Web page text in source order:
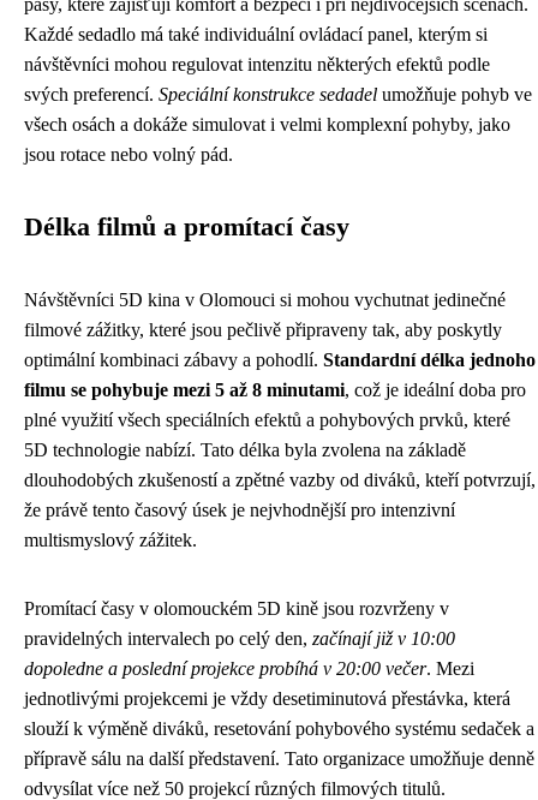
pásy, které zajišťují komfort a bezpečí i při nejdivočejších scénách.
Každé sedadlo má také individuální ovládací panel, kterým si
návštěvníci mohou regulovat intenzitu některých efektů podle
svých preferencí. Speciální konstrukce sedadel umožňuje pohyb ve
všech osách a dokáže simulovat i velmi komplexní pohyby, jako
jsou rotace nebo volný pád.
Délka filmů a promítací časy
Návštěvníci 5D kina v Olomouci si mohou vychutnat jedinečné
filmové zážitky, které jsou pečlivě připraveny tak, aby poskytly
optimální kombinaci zábavy a pohodlí. Standardní délka jednoho
filmu se pohybuje mezi 5 až 8 minutami, což je ideální doba pro
plné využití všech speciálních efektů a pohybových prvků, které
5D technologie nabízí. Tato délka byla zvolena na základě
dlouhodobých zkušeností a zpětné vazby od diváků, kteří potvrzují,
že právě tento časový úsek je nejvhodnější pro intenzivní
multismyslový zážitek.
Promítací časy v olomouckém 5D kině jsou rozvrženy v
pravidelných intervalech po celý den, začínají již v 10:00
dopoledne a poslední projekce probíhá v 20:00 večer. Mezi
jednotlivými projekcemi je vždy desetiminutová přestávka, která
slouží k výměně diváků, resetování pohybového systému sedaček a
přípravě sálu na další představení. Tato organizace umožňuje denně
odvysílat více než 50 projekcí různých filmových titulů.